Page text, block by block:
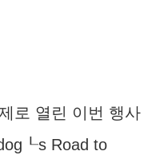
로 열린 이번 행사
Road to